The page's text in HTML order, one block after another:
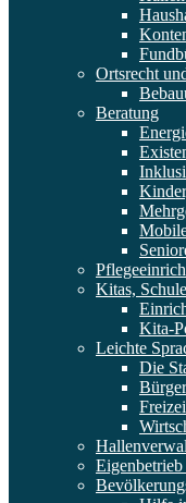
Ortsrecht
Beratung
Kitas,
Kita-
Leichte
Die